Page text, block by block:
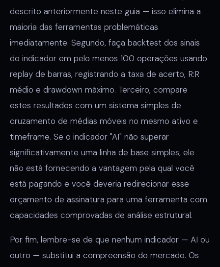
descrito anteriormente neste guia — isso elimina a
maioria das ferramentas problemáticas
imediatamente. Segundo, faça backtest dos sinais
do indicador em pelo menos 100 operações usando
replay de barras, registrando a taxa de acerto, R:R
médio e drawdown máximo. Terceiro, compare
estes resultados com um sistema simples de
cruzamento de médias móveis no mesmo ativo e
timeframe. Se o indicador "AI" não superar
significativamente uma linha de base simples, ele
não está fornecendo a vantagem pela qual você
está pagando e você deveria redirecionar esse
orçamento de assinatura para uma ferramenta com
capacidades comprovadas de análise estrutural.
Por fim, lembre-se de que nenhum indicador — AI ou
outro — substitui a compreensão do mercado. Os